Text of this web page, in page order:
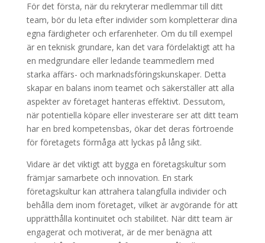
För det första, när du rekryterar medlemmar till ditt
team, bör du leta efter individer som kompletterar dina
egna färdigheter och erfarenheter. Om du till exempel
är en teknisk grundare, kan det vara fördelaktigt att ha
en medgrundare eller ledande teammedlem med
starka affärs- och marknadsföringskunskaper. Detta
skapar en balans inom teamet och säkerställer att alla
aspekter av företaget hanteras effektivt. Dessutom,
när potentiella köpare eller investerare ser att ditt team
har en bred kompetensbas, ökar det deras förtroende
för företagets förmåga att lyckas på lång sikt.
Vidare är det viktigt att bygga en företagskultur som
främjar samarbete och innovation. En stark
företagskultur kan attrahera talangfulla individer och
behålla dem inom företaget, vilket är avgörande för att
upprätthålla kontinuitet och stabilitet. När ditt team är
engagerat och motiverat, är de mer benägna att